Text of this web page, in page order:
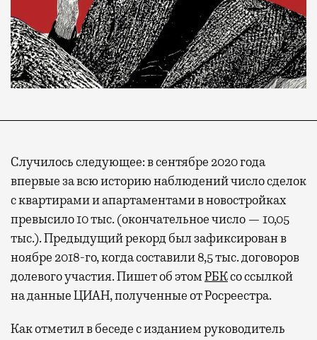
Случилось следующее: в сентябре 2020 года
впервые за всю историю наблюдений число сделок
с квартирами и апартаментами в новостройках
превысило 10 тыс. (окончательное число — 10,05
тыс.). Предыдущий рекорд был зафиксирован в
ноябре 2018-го, когда составили 8,5 тыс. договоров
долевого участия. Пишет об этомРБКсо ссылкой
на данные ЦИАН, полученные от Росреестра.
Как отметил в беседе с изданием руководитель